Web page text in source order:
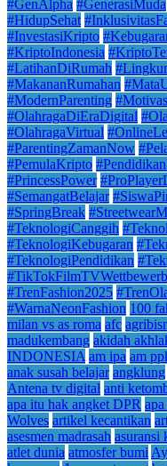
#GenAlpha #GenerasiMuda
#HidupSehat
#InvestasiKripto
#KriptoIndonesia
#LatihanDiRumah
#MakananRumahan
#ModernParenting
#OlahragaDiEraDigital
#OlahragaVirtual
#ParentingZamanNow
#PemulaKripto
#PrincessPower
#SemangatBelajar
#SpringBreak
#TeknologiCanggih
#TeknologiKebugaran
#TeknologiPendidikan
#TikTokFilmTVWettbewerb
#TrenFashion2025
#WarnaNeonFashion 100
milan vs as roma afc
madukembang akidah
INDONESIA am ipa am
anak susah belajar angklung
Antena tv digital anti
apa itu hak angket DPR
Wolves artikel kecantikan
asesmen madrasah asuransi
atlet dunia atmosfer bumi